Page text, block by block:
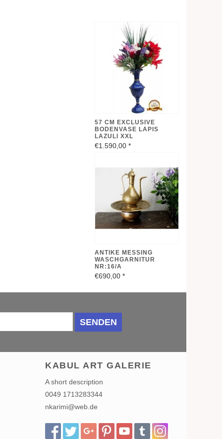
57 CM EXCLUSIVE
BODENVASE LAPIS
LAZULI XXL
€1.590,00 *
ANTIKE MESSING
WASCHGARNITUR
NR:16/A
€690,00 *
SENDEN
KABUL ART GALERIE
A short description
0049 1713283344
nkarimi@web.de